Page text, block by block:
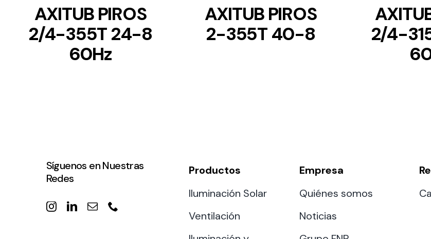
AXITUB PIROS
2/4-355T 24-8
60Hz
AXITUB PIROS
2-355T 40-8
2/4-
Síguenos en Nuestras
Redes
Productos
Iluminación Solar
Ventilación
Empresa
Quiénes somos
Noticias